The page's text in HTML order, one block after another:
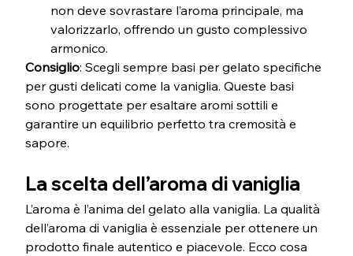
non deve sovrastare l’aroma principale, ma
valorizzarlo, offrendo un gusto complessivo
armonico.
Consiglio: Scegli sempre basi per gelato specifiche
per gusti delicati come la vaniglia. Queste basi
sono progettate per esaltare aromi sottili e
garantire un equilibrio perfetto tra cremosità e
sapore.
La scelta dell’aroma di vaniglia
L’aroma è l’anima del gelato alla vaniglia. La qualità
dell’aroma di vaniglia è essenziale per ottenere un
prodotto finale autentico e piacevole. Ecco cosa